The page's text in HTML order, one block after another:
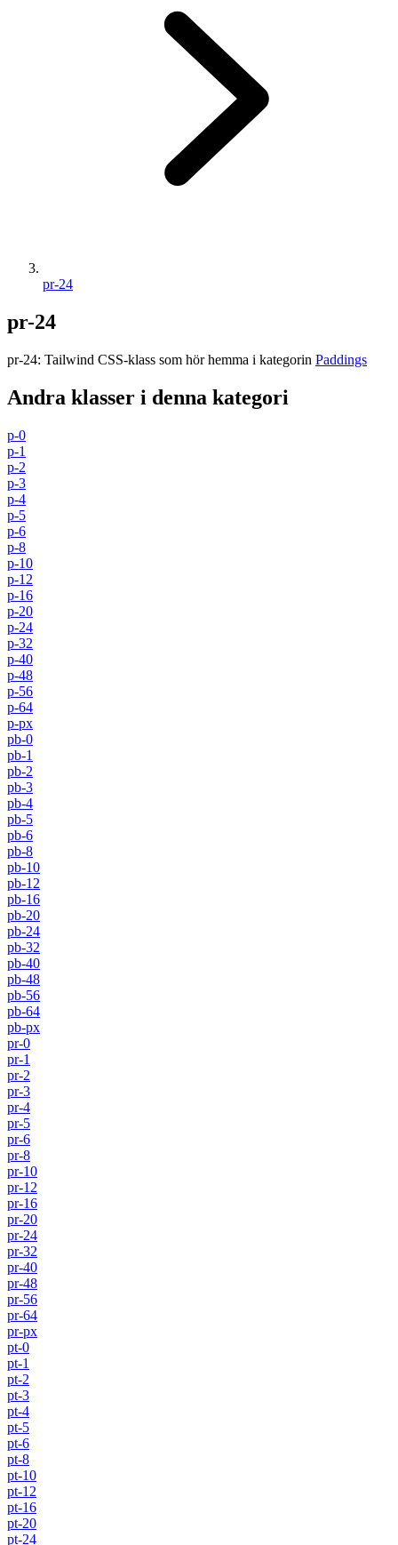
pr-24
pr-24
pr-24: Tailwind CSS-klass som hör hemma i kategorin Paddings
Andra klasser i denna kategori
p-0
p-1
p-2
p-3
p-4
p-5
p-6
p-8
p-10
p-12
p-16
p-20
p-24
p-32
p-40
p-48
p-56
p-64
p-px
pb-0
pb-1
pb-2
pb-3
pb-4
pb-5
pb-6
pb-8
pb-10
pb-12
pb-16
pb-20
pb-24
pb-32
pb-40
pb-48
pb-56
pb-64
pb-px
pr-0
pr-1
pr-2
pr-3
pr-4
pr-5
pr-6
pr-8
pr-10
pr-12
pr-16
pr-20
pr-24
pr-32
pr-40
pr-48
pr-56
pr-64
pr-px
pt-0
pt-1
pt-2
pt-3
pt-4
pt-5
pt-6
pt-8
pt-10
pt-12
pt-16
pt-20
pt-24